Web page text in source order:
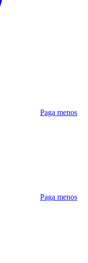
Paga menos
Paga menos